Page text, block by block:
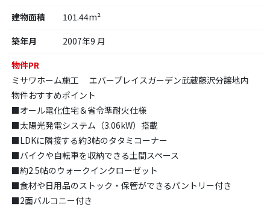
建物面積
101.44m²
築年月
2007年9 月
物件PR
ミサワホーム施工 エバープレイスガーデン武蔵藤沢分譲地内
物件おすすめポイント
■オール電化住宅＆省令準耐火仕様
■太陽光発電システム（3.06kW）搭載
■LDKに隣接する約3帖のタタミコーナー
■バイクや自転車を収納できる土間スペース
■約2.5帖のウォークインクローゼット
■食材や日用品のストック・保管ができるパントリー付き
■2面バルコニー付き